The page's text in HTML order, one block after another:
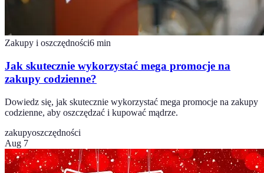
Zakupy i oszczędności6 min
Jak skutecznie wykorzystać mega promocje na
zakupy codzienne?
Dowiedz się, jak skutecznie wykorzystać mega promocje na zakupy
codzienne, aby oszczędzać i kupować mądrze.
zakupyoszczędności
Aug 7